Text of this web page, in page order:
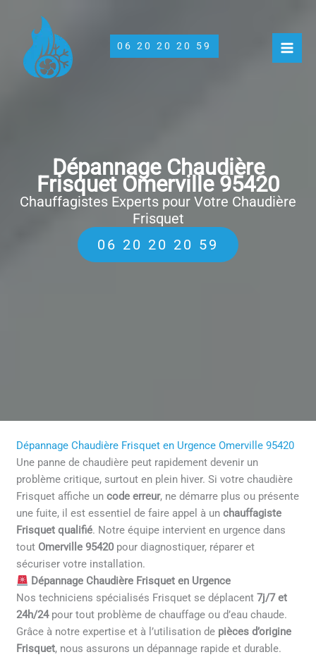
contenu
06 20 20 20 59
Dépannage Chaudière
Frisquet Omerville 95420
Chauffagistes Experts pour Votre Chaudière
Frisquet
06 20 20 20 59
Dépannage Chaudière Frisquet en Urgence Omerville 95420
Une panne de chaudière peut rapidement devenir un
problème critique, surtout en plein hiver. Si votre chaudière
Frisquet affiche uncode erreur, ne démarre plus ou présente
une fuite, il est essentiel de faire appel à unchauffagiste
Frisquet qualifié. Notre équipe intervient en urgence dans
tout Omerville 95420 pour diagnostiquer, réparer et
sécuriser votre installation.
Dépannage Chaudière Frisquet en Urgence
Nos techniciens spécialisés Frisquet se déplacent7j/7 et
24h/24pour tout problème de chauffage ou d’eau chaude.
Grâce à notre expertise et à l’utilisation de pièces d’origine
Frisquet, nous assurons un dépannage rapide et durable.